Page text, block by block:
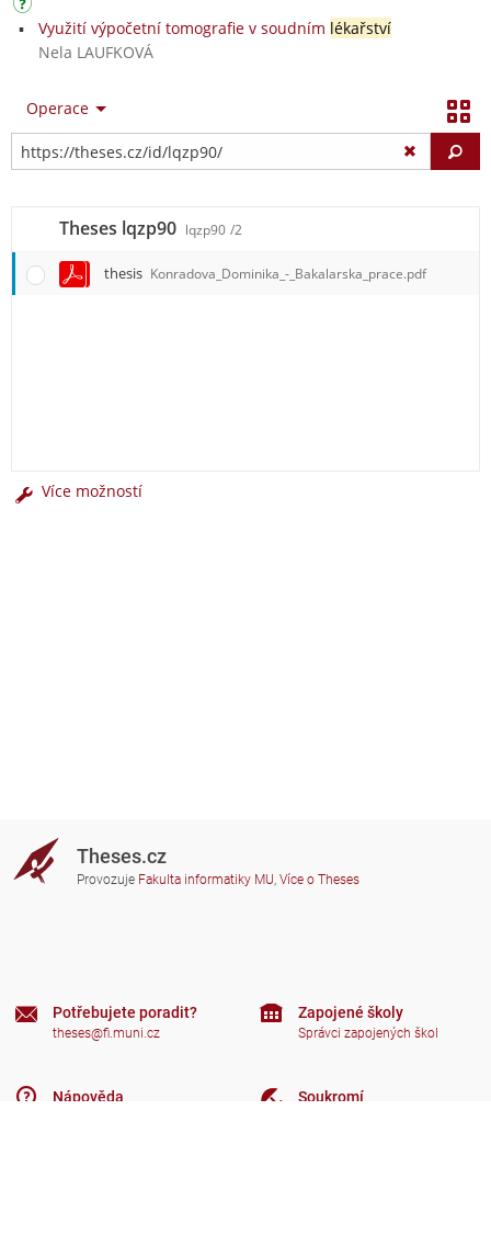
Využití výpočetní tomografie v soudním lékařství
Nela LAUFKOVÁ
Operace
Theses lqzp90 lqzp90 /2
thesis Konradova_Dominika_-_Bakalarska_prace.pdf
Více možností
Theses.cz
Provozuje Fakulta informatiky MU, Více o Theses
Potřebujete poradit?
theses@fi.muni.cz
Nápověda
Zapojené školy
Správci zapojených škol
Soukromí